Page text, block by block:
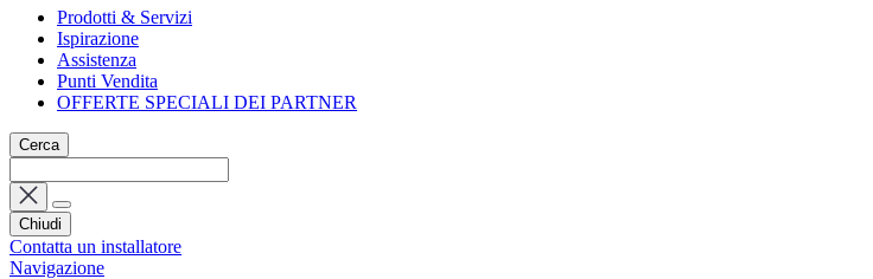
Prodotti & Servizi
Ispirazione
Assistenza
Punti Vendita
OFFERTE SPECIALI DEI PARTNER
Cerca
Chiudi
Contatta un installatore
Navigazione